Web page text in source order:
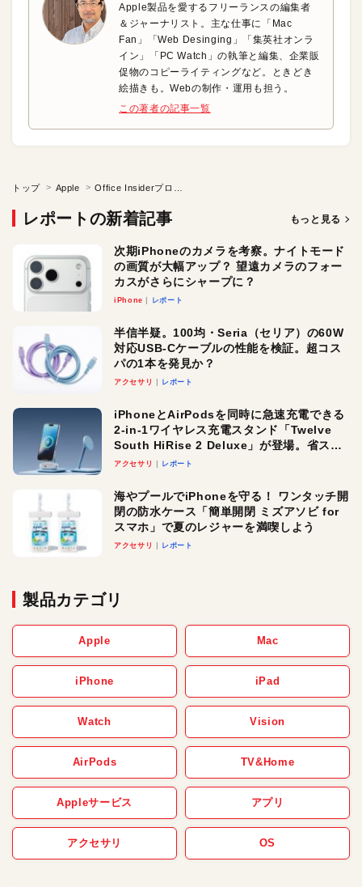
Apple製品を愛するフリーランスの編集者
＆ジャーナリスト。主な仕事に「Mac
Fan」「Web Desinging」「集英社オンラ
イン」「PC Watch」の執筆と編集、企業販
促物のコピーライティングなど。ときどき
絵描きも。Webの制作・運用も担う。
この著者の記事一覧
トップ Apple
レポートの新着記事 もっと見る
次期iPhoneのカメラを考察。ナイトモード
の画質が大幅アップ？ 望遠カメラのフォー
カスがさらにシャープに？
iPhone レポート
半信半疑。100均・Seria（セリア）の60W
対応USB-Cケーブルの性能を検証。超コス
パの1本を発見か？
アクセサリ レポート
iPhoneとAirPodsを同時に急速充電できる
2-in-1ワイヤレス充電スタンド「Twelve
South HiRise 2 Deluxe」が登場。省スペ
ースでおしゃれに充電したい人にオスス
アクセサリ レポート
海やプールでiPhoneを守る！ ワンタッチ開
閉の防水ケース「簡単開閉 ミズアソビ for
スマホ」で夏のレジャーを満喫しよう
アクセサリ レポート
製品カテゴリ
Apple Mac
iPhone iPad
Watch Vision
AirPods TV&Home
Appleサービス アプリ
アクセサリ OS